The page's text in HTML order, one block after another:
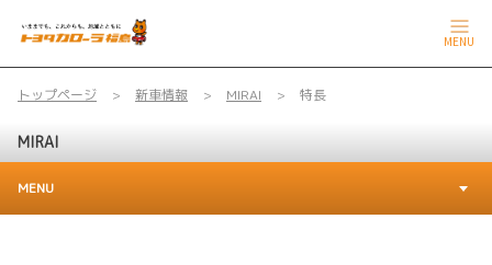
MENU
トップページ 新車情報 MIRAI 特長
MIRAI
MENU